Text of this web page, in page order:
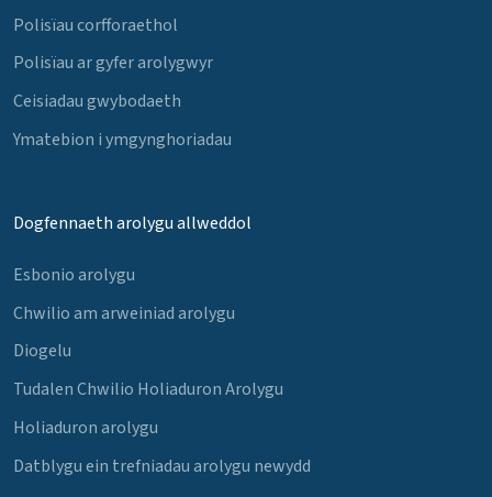
Polisïau corfforaethol
Polisïau ar gyfer arolygwyr
Ceisiadau gwybodaeth
Ymatebion i ymgynghoriadau
Dogfennaeth arolygu allweddol
Esbonio arolygu
Chwilio am arweiniad arolygu
Diogelu
Tudalen Chwilio Holiaduron Arolygu
Holiaduron arolygu
Datblygu ein trefniadau arolygu newydd